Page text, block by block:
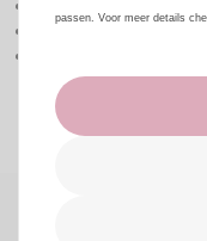
Lucht:
Deze folie
het niet noodzakelijk
om hem dicht te
passen. Voor meer details